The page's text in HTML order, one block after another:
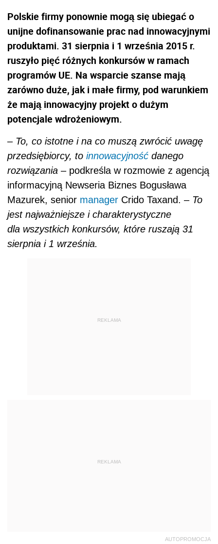
Polskie firmy ponownie mogą się ubiegać o
unijne dofinansowanie prac nad innowacyjnymi
produktami. 31 sierpnia i 1 września 2015 r.
ruszyło pięć różnych konkursów w ramach
programów UE. Na wsparcie szanse mają
zarówno duże, jak i małe firmy, pod warunkiem
że mają innowacyjny projekt o dużym
potencjale wdrożeniowym.
–To, co istotne i na co muszą zwrócić uwagę
przedsiębiorcy, to innowacyjność danego
rozwiązania – podkreśla w rozmowie z agencją
informacyjną Newseria Biznes Bogusława
Mazurek, senior manager Crido Taxand. – To
jest najważniejsze i charakterystyczne
dla wszystkich konkursów, które ruszają 31
sierpnia i 1 września.
REKLAMA
REKLAMA
AUTOPROMOCJA